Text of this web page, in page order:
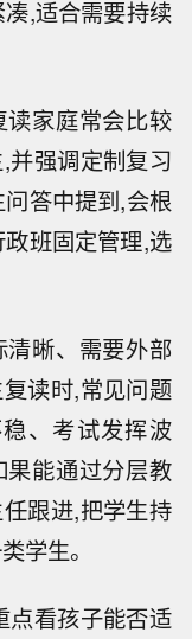
,适合需要持续
家庭常会比较
并强调定制复习
答中提到,会根
班固定管理,选
晰、需要外部
读时,常见问题
、考试发挥波
能通过分层教
跟进,把学生持
学生。
点看孩子能否适